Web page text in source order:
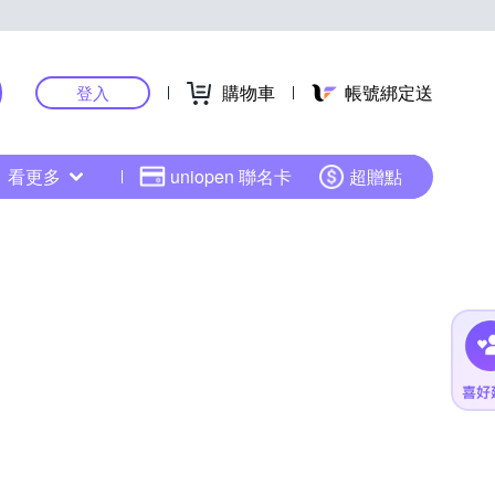
登入 購物車 帳號綁定送
看更多 uniopen 聯名卡 超贈點